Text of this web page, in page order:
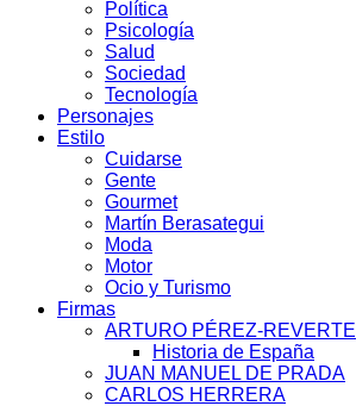
Política
Psicología
Salud
Sociedad
Tecnología
Personajes
Estilo
Cuidarse
Gente
Gourmet
Martín Berasategui
Moda
Motor
Ocio y Turismo
Firmas
ARTURO PÉREZ-REVERTE
Historia de España
JUAN MANUEL DE PRADA
CARLOS HERRERA